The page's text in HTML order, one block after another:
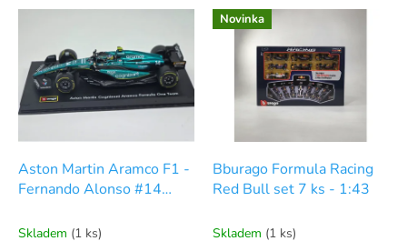
V
p
dAston Martin Aramco F1 -
Fernando Alonso #14
Skladem (1 ks)
Novinka
Bburago Formula Racing
Red Bull set 7 ks - 1:43
Skladem (1 ks)